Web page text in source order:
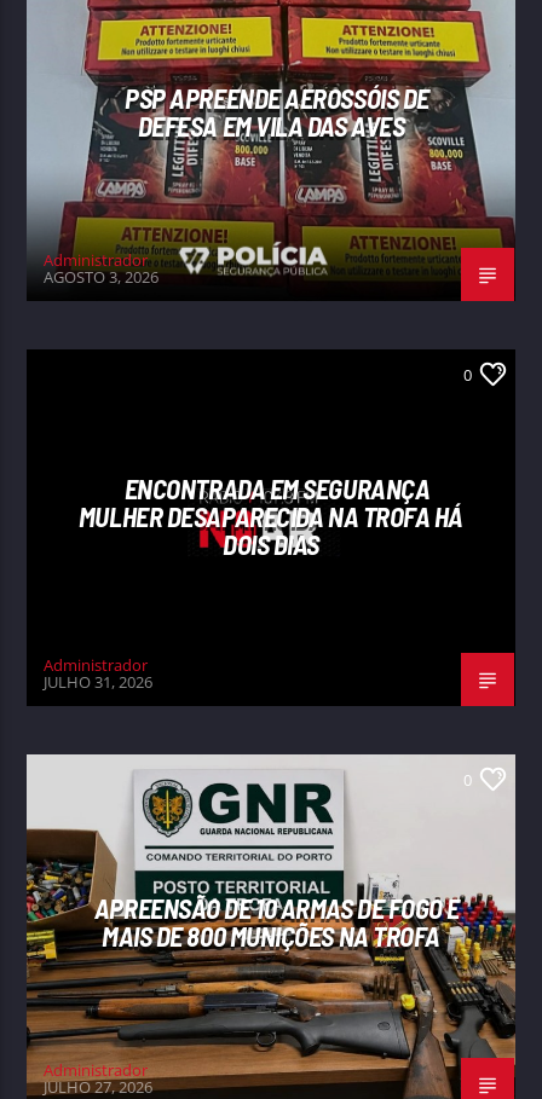
PSP APREENDE AEROSSÓIS DE
DEFESA EM VILA DAS AVES
Administrador
AGOSTO 3, 2026
0
ENCONTRADA EM SEGURANÇA
MULHER DESAPARECIDA NA TROFA HÁ
DOIS DIAS
Administrador
JULHO 31, 2026
0
APREENSÃO DE 10 ARMAS DE FOGO E
MAIS DE 800 MUNIÇÕES NA TROFA
Administrador
JULHO 27, 2026